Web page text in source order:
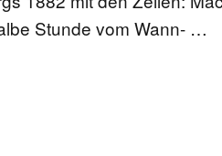
Stunde vom Wann- …